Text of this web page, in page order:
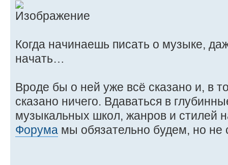
Когда начинаешь писать о музыке,
начать…
Вроде бы о ней уже всё сказано и, в
сказано ничего. Вдаваться в
музыкальных школ, жанров и стилей
Форума мы обязательно будем, но не